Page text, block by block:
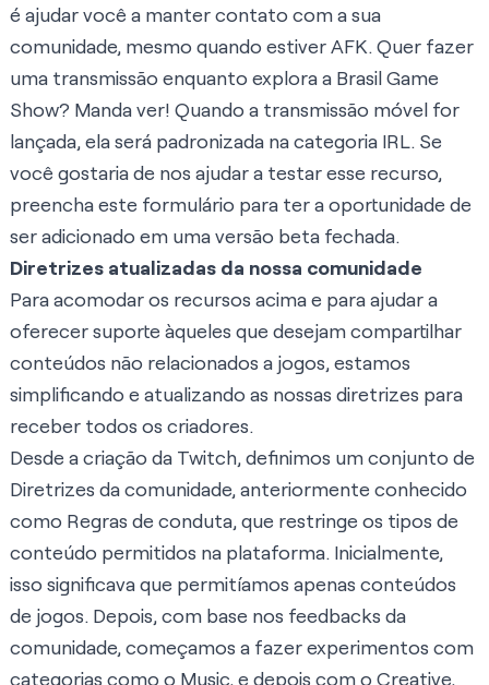
é ajudar você a manter contato com a sua
comunidade, mesmo quando estiver AFK. Quer fazer
uma transmissão enquanto explora a Brasil Game
Show? Manda ver! Quando a transmissão móvel for
lançada, ela será padronizada na categoria IRL. Se
você gostaria de nos ajudar a testar esse recurso,
preenchaeste formulário para ter a oportunidade de
ser adicionado em uma versão beta fechada.
Diretrizes atualizadas da nossa comunidade
Para acomodar os recursos acima e para ajudar a
oferecer suporte àqueles que desejam compartilhar
conteúdos não relacionados a jogos, estamos
simplificando e atualizando as nossas diretrizes para
receber todos os criadores.
Desde a criação da Twitch, definimos um conjunto de
Diretrizes da comunidade, anteriormente conhecido
como Regras de conduta, que restringe os tipos de
conteúdo permitidos na plataforma. Inicialmente,
isso significava que permitíamos apenas conteúdos
de jogos. Depois, com base nos feedbacks da
comunidade, começamos a fazer experimentos com
categorias como o Music,e depois com oCreative,